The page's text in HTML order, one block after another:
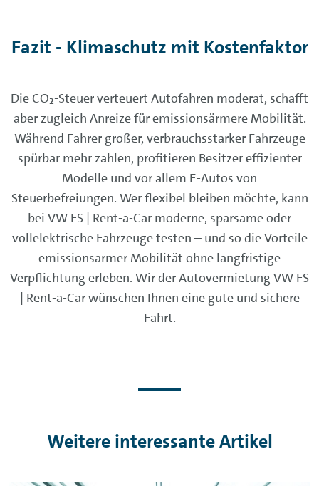
Fazit - Klimaschutz mit Kostenfaktor
Die CO₂-Steuer verteuert Autofahren moderat, schafft
aber zugleich Anreize für emissionsärmere Mobilität.
Während Fahrer großer, verbrauchsstarker Fahrzeuge
spürbar mehr zahlen, profitieren Besitzer effizienter
Modelle und vor allem E-Autos von
Steuerbefreiungen. Wer flexibel bleiben möchte, kann
bei VW FS | Rent-a-Car moderne, sparsame oder
vollelektrische Fahrzeuge testen – und so die Vorteile
emissionsarmer Mobilität ohne langfristige
Verpflichtung erleben. Wir der Autovermietung VW FS
| Rent-a-Car wünschen Ihnen eine gute und sichere
Fahrt.
Weitere interessante Artikel